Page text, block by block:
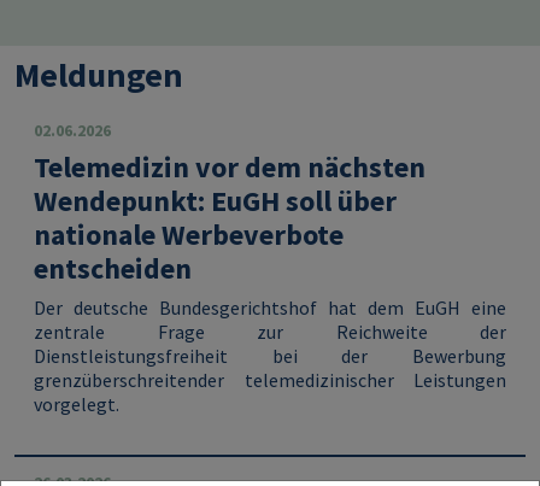
Meldungen
02.06.2026
Telemedizin vor dem nächsten
Wendepunkt: EuGH soll über
nationale Werbeverbote
entscheiden
Der deutsche Bundesgerichtshof hat dem EuGH eine
zentrale Frage zur Reichweite der
Dienstleistungsfreiheit bei der Bewerbung
grenzüberschreitender telemedizinischer Leistungen
vorgelegt.